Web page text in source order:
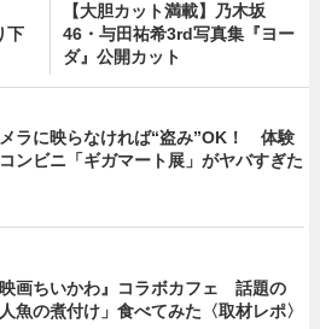
下
【大胆カット満載】乃木坂
46・与田祐希3rd写真集『ヨー
ダ』公開カット
ラに映らなければ“盗み”OK！ 体験
ンビニ「ギガマート展」がヤバすぎた
映画ちいかわ』コラボカフェ 話題の
人魚の煮付け」食べてみた〈取材レポ〉